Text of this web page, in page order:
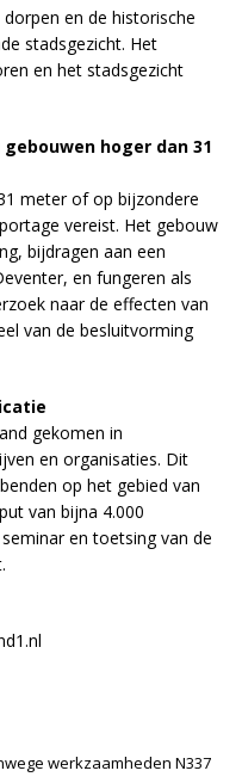
en de historische
stadsgezicht. Het
en het stadsgezicht
hoger dan 31
meter of op bijzondere
vereist. Het gebouw
bijdragen aan een
en fungeren als
naar de effecten van
van de besluitvorming
gekomen in
en organisaties. Dit
op het gebied van
van bijna 4.000
en toetsing van de
werkzaamheden N337